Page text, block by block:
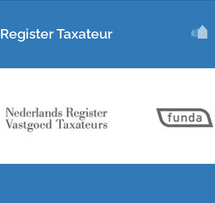
Register Taxateur